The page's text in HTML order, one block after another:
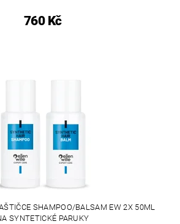
760 Kč
SHAMPOO/BALSAM EW 2X 50ML
SYNTETICKÉ PARUKY